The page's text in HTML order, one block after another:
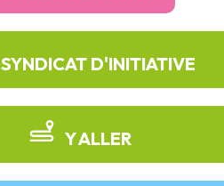
SYNDICAT D'INITIATIVE
Y ALLER